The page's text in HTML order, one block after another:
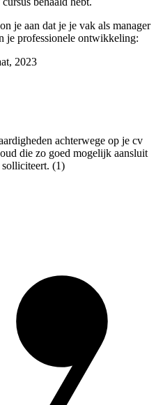
je aan dat je je vak als manager
je professionele ontwikkeling:
2023
achterwege op je cv
die zo goed mogelijk aansluit
(1)